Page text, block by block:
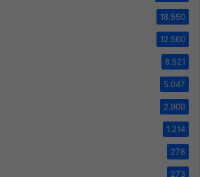
18.550
12.560
8.521
5.047
2.909
1.214
278
273